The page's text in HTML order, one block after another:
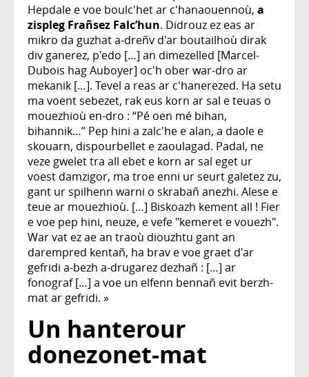
Hepdale e voe boulc'het ar c'hanaouennoù, a
zispleg Frañsez Falc’hun. Didrouz ez eas ar
mikro da guzhat a-dreñv d'ar boutailhoù dirak
div ganerez, p'edo […] an dimezelled [Marcel-
Dubois hag Auboyer] oc'h ober war-dro ar
mekanik […]. Tevel a reas ar c'hanerezed. Ha setu
ma voent sebezet, rak eus korn ar sal e teuas o
mouezhioù en-dro : “Pé oen mé bihan,
bihannik…” Pep hini a zalc'he e alan, a daole e
skouarn, dispourbellet e zaoulagad. Padal, ne
veze gwelet tra all ebet e korn ar sal eget ur
voest damzigor, ma troe enni ur seurt galetez zu,
gant ur spilhenn warni o skrabañ anezhi. Alese e
teue ar mouezhioù. […] Biskoazh kement all ! Fier
e voe pep hini, neuze, e vefe "kemeret e vouezh".
War vat ez ae an traoù diouzhtu gant an
darempred kentañ, ha brav e voe graet d'ar
gefridi a-bezh a-drugarez dezhañ : […] ar
fonograf […] a voe un elfenn bennañ evit berzh-
mat ar gefridi. »
Un hanterour
donezonet-mat